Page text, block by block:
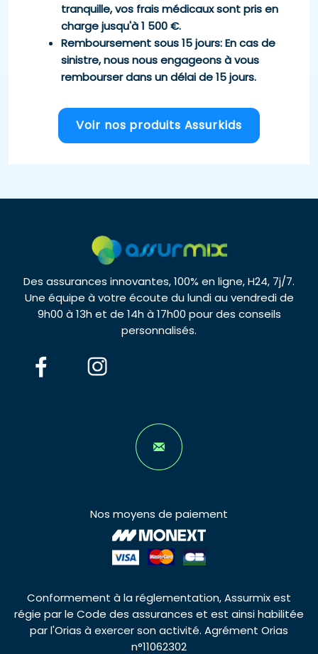
tranquille, vos frais médicaux sont pris en
charge jusqu'à 1 500 €.
Remboursement sous 15 jours: En cas de
sinistre, nous nous engageons à vous
rembourser dans un délai de 15 jours.
Voir nos produits Assurkids
Des assurances innovantes, 100% en ligne, H24, 7j/7.
Une équipe à votre écoute du lundi au vendredi de
9h00 à 13h et de 14h à 17h00 pour des conseils
personnalisés.
Nos moyens de paiement
Conformement à la réglementation, Assurmix est
régie par le Code des assurances et est ainsi habilitée
par l'Orias à exercer son activité. Agrément Orias
n°11062302